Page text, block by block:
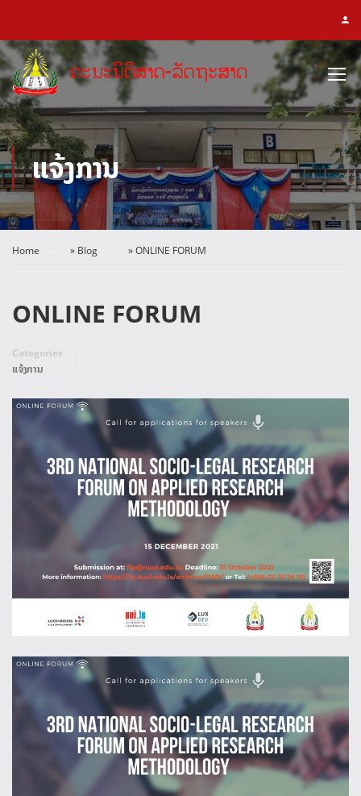
ແຈ້ງການ
Home » Blog »ONLINE FORUM
ONLINE FORUM
Categories
ແຈ້ງການ